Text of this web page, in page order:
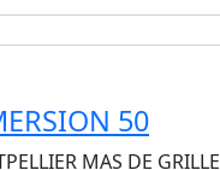
50
MAS DE GRILLE